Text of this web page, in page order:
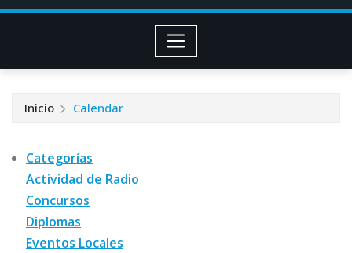
Inicio Calendar
Categorías
Actividad de Radio
Concursos
Diplomas
Eventos Locales